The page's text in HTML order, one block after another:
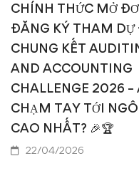
CHÍNH THỨC MỞ
ĐĂNG KÝ THAM DỰ
CHUNG KẾT
AND ACCOUNTING
CHALLENGE 2026 –
CHẠM TAY TỚI
CAO NHẤT? 🎉🏆
22/04/2026